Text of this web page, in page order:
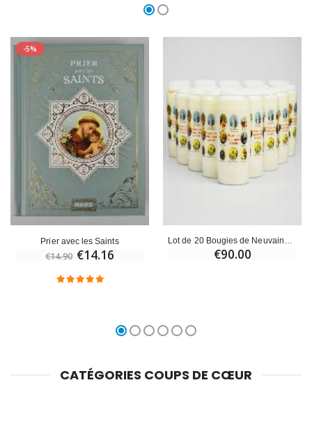
-5%
Prier avec les Saints
€14.90 €14.16 €90.00
CATÉGORIES COUPS DE CŒUR